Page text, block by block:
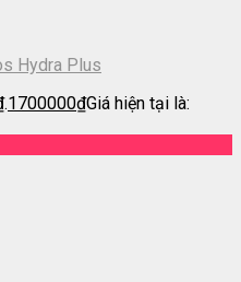
Hydra Plus
1700000₫Giá hiện tại là: